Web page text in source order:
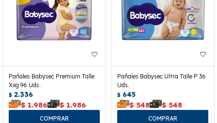
Pañales Babysec Premium Talle
Xxg 96 Uds.
$ 2.336
$ 1.986 $ 1.986
Pañales Babysec Ultra Talle P 36
Uds.
$ 645
$ 548 $ 548